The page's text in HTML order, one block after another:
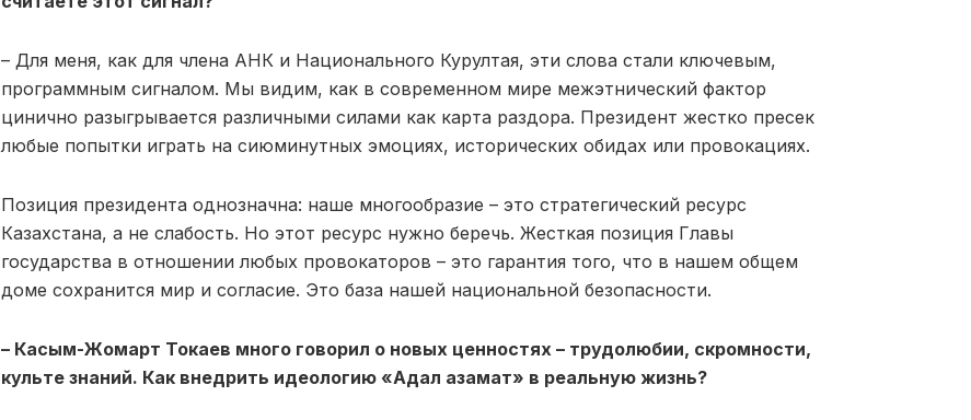
– Для меня, как для члена АНК и Национального Курултая, эти слова стали ключевым,
программным сигналом. Мы видим, как в современном мире межэтнический фактор
цинично разыгрывается различными силами как карта раздора. Президент жестко пресек
любые попытки играть на сиюминутных эмоциях, исторических обидах или провокациях.
Позиция президента однозначна: наше многообразие – это стратегический ресурс
Казахстана, а не слабость. Но этот ресурс нужно беречь. Жесткая позиция Главы
государства в отношении любых провокаторов – это гарантия того, что в нашем общем
доме сохранится мир и согласие. Это база нашей национальной безопасности.
– Касым-Жомарт Токаев много говорил о новых ценностях – трудолюбии, скромности,
культе знаний. Как внедрить идеологию «Адал азамат» в реальную жизнь?